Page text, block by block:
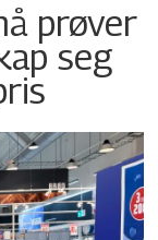
prøver
seg